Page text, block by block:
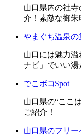
山口県内の社
介！素敵な御朱
やまぐち温泉の
山口には魅力
ナビ」でいい湯
でこボコSpot
山口県の“ここ
ご紹介！
山口県のフリー